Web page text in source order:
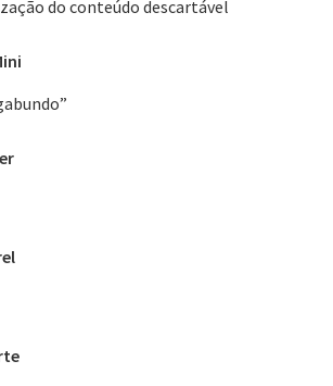
do conteúdo descartável